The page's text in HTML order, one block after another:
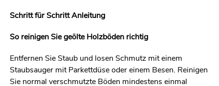
Schritt für Schritt Anleitung
So reinigen Sie geölte Holzböden richtig
Entfernen Sie Staub und losen Schmutz mit einem
Staubsauger mit Parkettdüse oder einem Besen. Reinigen
Sie normal verschmutzte Böden mindestens einmal